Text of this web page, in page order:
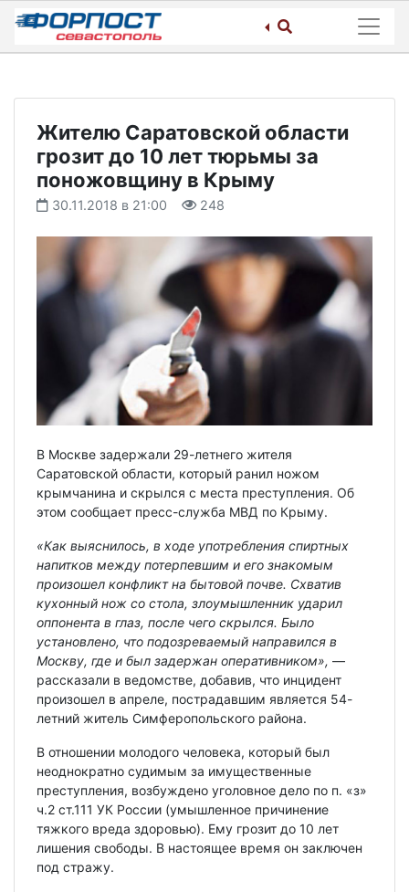
Skip
content
Жителю Саратовской области
грозит до 10 лет тюрьмы за
поножовщину в Крыму
30.11.2018 в 21:00 248
В Москве задержали 29-летнего жителя
Саратовской области, который ранил ножом
крымчанина и скрылся с места преступления. Об
этом сообщает пресс-служба МВД по Крыму.
«Как выяснилось, в ходе употребления спиртных
напитков между потерпевшим и его знакомым
произошел конфликт на бытовой почве. Схватив
кухонный нож со стола, злоумышленник ударил
оппонента в глаз, после чего скрылся. Было
установлено, что подозреваемый направился в
Москву, где и был задержан оперативником», —
рассказали в ведомстве, добавив, что инцидент
произошел в апреле, пострадавшим является 54-
летний житель Симферопольского района.
В отношении молодого человека, который был
неоднократно судимым за имущественные
преступления, возбуждено уголовное дело по п. «з»
ч.2 ст.111 УК России (умышленное причинение
тяжкого вреда здоровью). Ему грозит до 10 лет
лишения свободы. В настоящее время он заключен
под стражу.